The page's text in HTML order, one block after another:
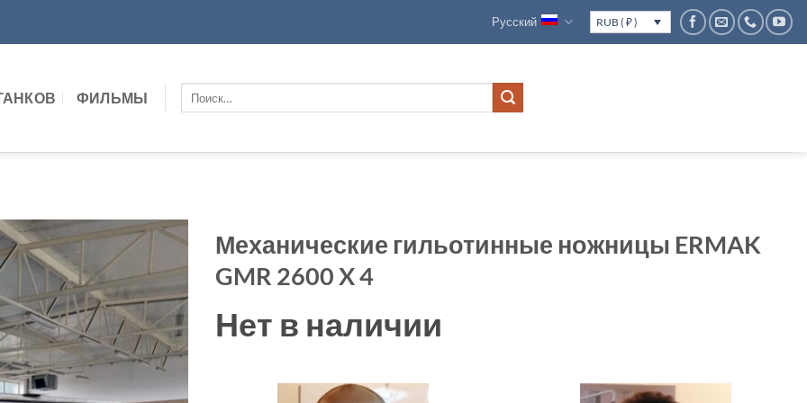
Русский RUB ( ₽ )
ФИЛЬМЫ Искать:
Механические гильотинные ножницы ERMAK
GMR 2600 X 4
Нет в наличии